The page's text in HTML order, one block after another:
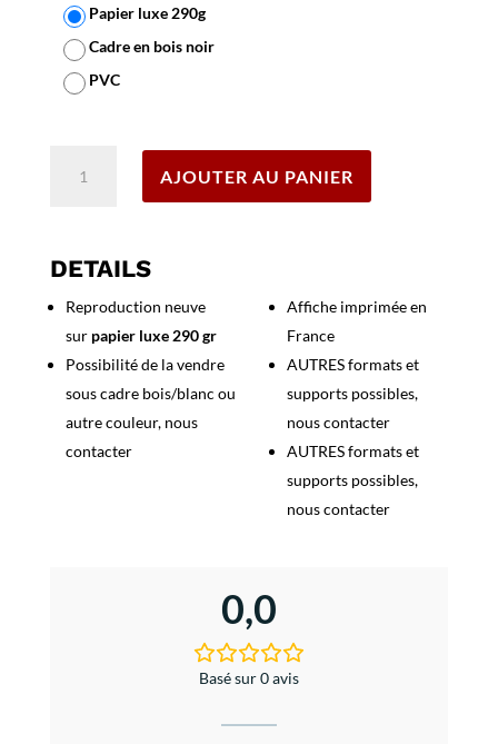
Papier luxe 290g
Cadre en bois noir
PVC
Blanches
AJOUTER AU PANIER
DETAILS
Reproduction neuve
sur papier luxe 290 gr
Possibilité de la vendre
sous cadre bois/blanc ou
autre couleur, nous
contacter
Affiche imprimée en
France
AUTRES formats et
supports possibles,
nous contacter
AUTRES formats et
supports possibles,
nous contacter
0,0
Basé sur 0 avis